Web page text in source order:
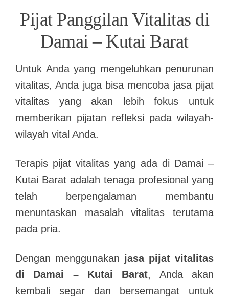
Pijat Panggilan Vitalitas di
Damai – Kutai Barat
Untuk Anda yang mengeluhkan penurunan
vitalitas, Anda juga bisa mencoba jasa pijat
vitalitas yang akan lebih fokus untuk
memberikan pijatan refleksi pada wilayah-
wilayah vital Anda.
Terapis pijat vitalitas yang ada di Damai –
Kutai Barat adalah tenaga profesional yang
telah berpengalaman membantu
menuntaskan masalah vitalitas terutama
pada pria.
Dengan menggunakan jasa pijat vitalitas
di Damai – Kutai Barat, Anda akan
kembali segar dan bersemangat untuk